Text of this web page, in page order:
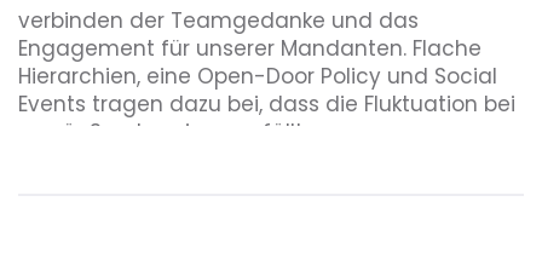
verbinden der Teamgedanke und das
Engagement für unserer Mandanten. Flache
Hierarchien, eine Open-Door Policy und Social
Events tragen dazu bei, dass die Fluktuation bei
uns äußerst gering ausfällt.